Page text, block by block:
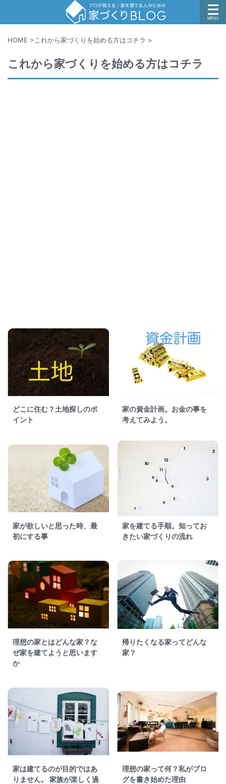
HOME > これから家づくりを始める方はコチラ >
これから家づくりを始める方はコチラ
どこに住む？土地探しのポ
イント
家の資金計画。お金の事を
考えてみよう。
家が欲しいと思った時、最
初にする事
家を建てる手順。知ってお
きたい家づくりの流れ
理想の家とはどんな家？な
ぜ家を建てようと思います
か
帰りたくなる家ってどんな
家？
家は建てるのが目的ではあ
りません。 家族が楽しく過
理想の家って何？私がブロ
グを書き始めた理由